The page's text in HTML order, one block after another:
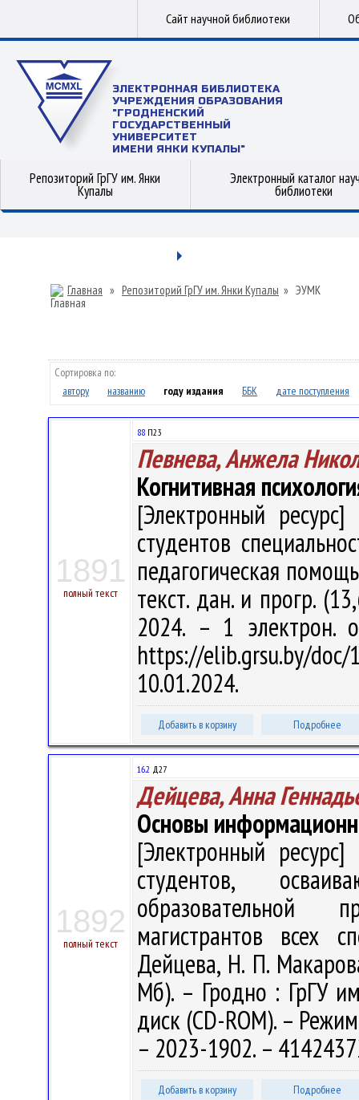
Сайт научной библиотеки
ЭЛЕКТРОННАЯ БИБЛИОТЕКА
УЧРЕЖДЕНИЯ ОБРАЗОВАНИЯ
"ГРОДНЕНСКИЙ
ГОСУДАРСТВЕННЫЙ
УНИВЕРСИТЕТ
ИМЕНИ ЯНКИ КУПАЛЫ"
Репозиторий ГрГУ им. Янки
Купалы
Электронный каталог
библиотеки
Главная » Репозиторий ГрГУ им. Янки Купалы » ЭУМК
Сортировка по:
автору
названию году издания ББК дате поступления
1891
полный текст
88 П23
Певнева, Анжела
Когнитивная
[Электронный
студентов
педагогическая
текст. дан. и прогр.
2024. – 1 электрон.
https://elib.grsu.by/
10.01.2024.
Добавить в корзину Подробнее
1892
полный текст
16.2 Д27
Дейцева, Анна
Основы
[Электронный
студентов,
образовательной
магистрантов всех
Дейцева, Н. П.
Мб). – Гродно : ГрГУ
диск (CD-ROM). –
– 2023-1902. –
Добавить в корзину Подробнее